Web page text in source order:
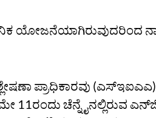
ಯೋಜನೆಯಾಗಿರುವುದರಿಂದ
ಪ್ರಾಧಿಕಾರವು
11ರಂದು ಚೆನ್ನೈನಲ್ಲಿರುವ